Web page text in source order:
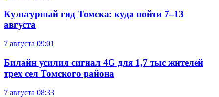
Культурный гид Томска: куда пойти 7–13
августа
7 августа 09:01
Билайн усилил сигнал 4G для 1,7 тыс жителей
трех сел Томского района
7 августа 08:33